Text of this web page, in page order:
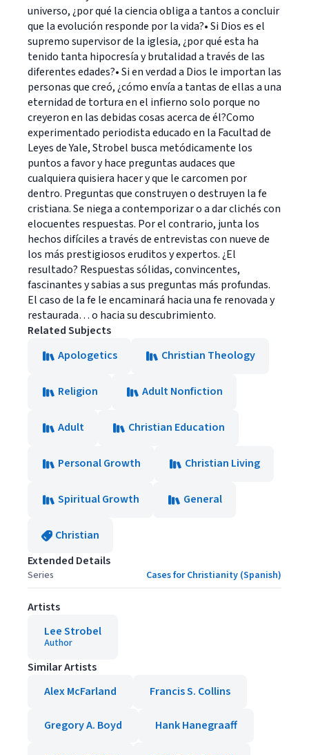
universo, ¿por qué la ciencia obliga a tantos a concluir
que la evolución responde por la vida?• Si Dios es el
supremo supervisor de la iglesia, ¿por qué esta ha
tenido tanta hipocresía y brutalidad a través de las
diferentes edades?• Si en verdad a Dios le importan las
personas que creó, ¿cómo envía a tantas de ellas a una
eternidad de tortura en el infierno solo porque no
creyeron en las debidas cosas acerca de él?Como
experimentado periodista educado en la Facultad de
Leyes de Yale, Strobel busca metódicamente los
puntos a favor y hace preguntas audaces que
cualquiera quisiera hacer y que le carcomen por
dentro. Preguntas que construyen o destruyen la fe
cristiana. Se niega a contemporizar o a dar clichés con
elocuentes respuestas. Por el contrario, junta los
hechos difíciles a través de entrevistas con nueve de
los más prestigiosos eruditos y expertos. ¿El
resultado? Respuestas sólidas, convincentes,
fascinantes y sabias a sus preguntas más profundas.
El caso de la fe le encaminará hacia una fe renovada y
restaurada… o hacia su descubrimiento.
Related Subjects
Apologetics
Christian Theology
Religion Adult Nonfiction
Adult Christian Education
Personal Growth Christian Living
Spiritual Growth General
Christian
Extended Details
Series Cases for Christianity (Spanish)
Artists
Lee Strobel
Author
Similar Artists
Alex McFarland
Francis S. Collins
Gregory A. Boyd Hank Hanegraaff